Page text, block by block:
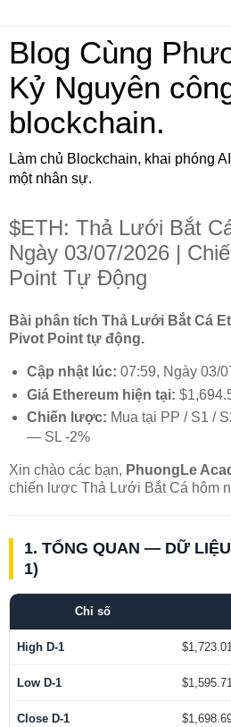
Blog Cùng
Kỷ Nguyên
blockchain.
Làm chủ Blockchain, khai phóng
một nhân sự.
$ETH: Thả Lưới Bắt
Ngày 03/07/2026 |
Point Tự Động
Bài phân tích Thả Lưới Bắt Cá
Pivot Point tự động.
Cập nhật lúc: 07:59, Ngày 03/
Giá Ethereum hiện tại:
Chiến lược: Mua tại PP / S1 /
— SL -2%
Xin chào các bạn, PhuongLe
chiến lược Thả Lưới Bắt Cá hôm
1. TỔNG QUAN — DỮ
1)
Chỉ số
High D-1
Low D-1
Close D-1